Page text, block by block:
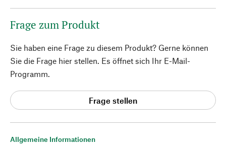
Allgemeine Informationen
Frage zum Produkt
Sie haben eine Frage zu diesem Produkt? Gerne können
Sie die Frage hier stellen. Es öffnet sich Ihr E-Mail-
Programm.
Frage stellen